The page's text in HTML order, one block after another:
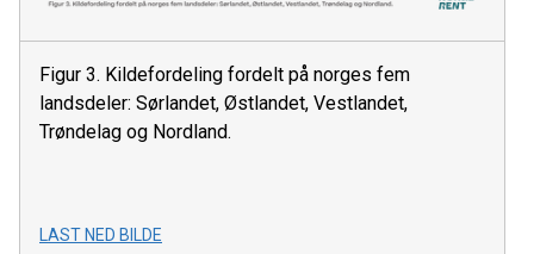
Figur 3. Kildefordeling fordelt på norges fem
landsdeler: Sørlandet, Østlandet, Vestlandet,
Trøndelag og Nordland.
LAST NED BILDE